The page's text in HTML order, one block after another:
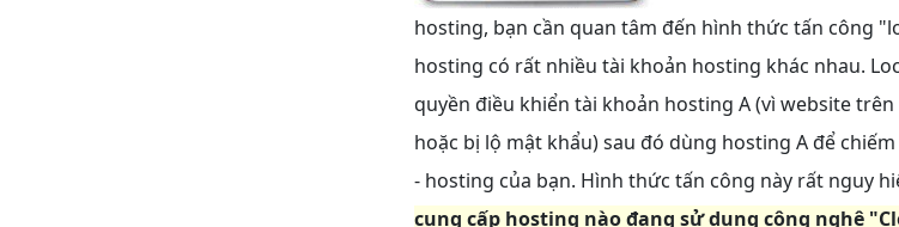
hosting, bạn cần quan tâm đến hình thức tấn công
hosting có rất nhiều tài khoản hosting khác nhau.
quyền điều khiển tài khoản hosting A (vì website
hoặc bị lộ mật khẩu) sau đó dùng hosting A để
- hosting của bạn. Hình thức tấn công này rất nguy
cung cấp hosting nào đang sử dụng công nghệ